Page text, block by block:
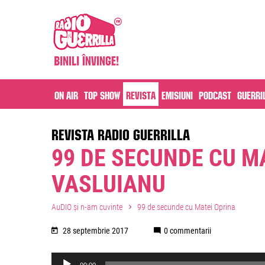
On air Top Show Revista Emisiuni Podcast
REVISTA RADIO GUERRILLA
99 DE SECUNDE CU
VASLUIANU
AuDIO și n-am cuvinte 99 de secunde cu Matei Oprina
28 septembrie 2017 0 commentarii
Audio